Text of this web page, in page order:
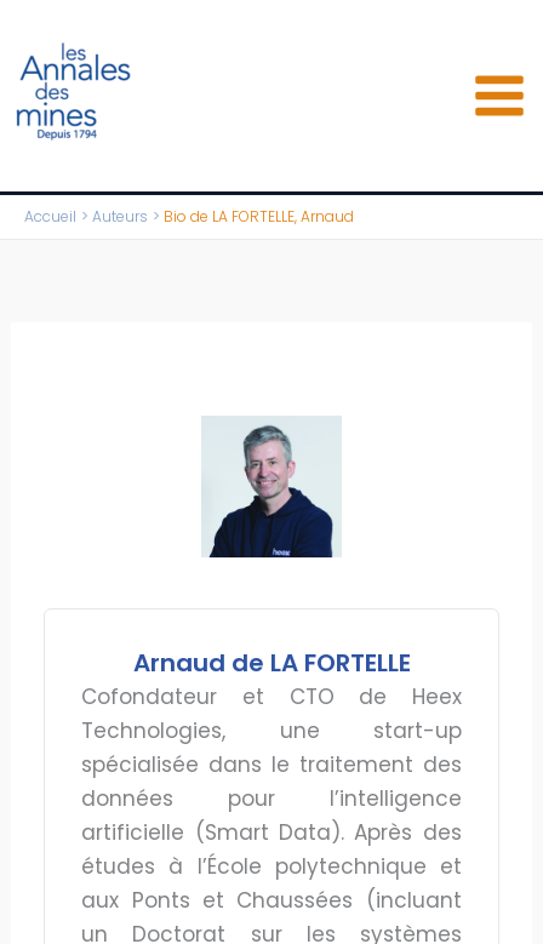
contenu
Accueil Auteurs Bio de LA FORTELLE, Arnaud
Arnaud de LA FORTELLE
Cofondateur et CTO de Heex
Technologies, une start-up
spécialisée dans le traitement des
données pour l’intelligence
artificielle (Smart Data). Après des
études à l’École polytechnique et
aux Ponts et Chaussées (incluant
un Doctorat sur les systèmes